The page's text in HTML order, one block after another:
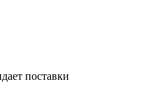
поставки